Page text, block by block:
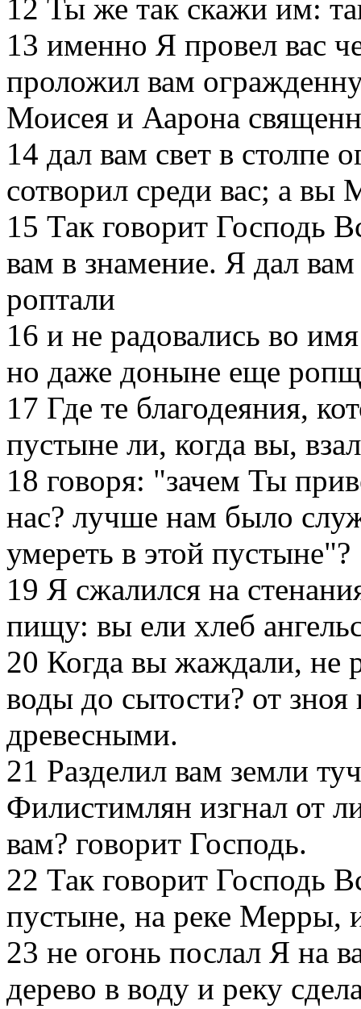
12 Ты же так скажи им:
13 именно Я провел вас
проложил вам
Моисея и Аарона
14 дал вам свет в столпе
сотворил среди вас; а вы
15 Так говорит Господь
вам в знамение. Я дал
роптали
16 и не радовались во
но даже доныне еще
17 Где те благодеяния,
пустыне ли, когда вы,
18 говоря: "зачем Ты
нас? лучше нам было
умереть в этой пустыне"?
19 Я сжалился на
пищу: вы ели хлеб
20 Когда вы жаждали, не
воды до сытости? от
древесными.
21 Разделил вам земли
Филистимлян изгнал от
вам? говорит Господь.
22 Так говорит Господь
пустыне, на реке
23 не огонь послал Я на
дерево в воду и реку